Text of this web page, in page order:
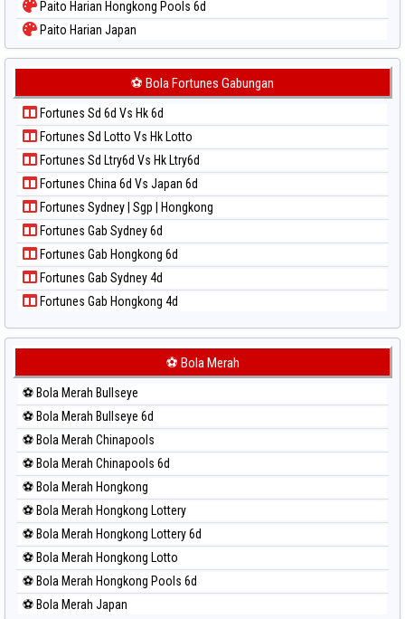
Paito Warna Sydney
Paito Warna Sydney Lottery
Paito Warna Sydney Lotto
Paito Warna Sydney Pools 6d
Paito Warna Taipei
Paito Warna Taiwan
Paito Harian Hongkong Pools 6d
Paito Harian Japan
Paito Harian Japan 6d
Paito Harian Korea
Paito Harian Kuda Lari
Paito Harian Magnum Cambodia
Paito Harian Nagoya
Paito Harian New York Midday
Paito Harian North Carolina Day
Paito Harian Pcso
Paito Harian Pennsylvania Day
Paito Harian Sao Paulo
Paito Harian Singapore
Paito Harian Sydney
Paito Harian Sydney Lottery
Paito Harian Sydney Lottery 6d
Paito Harian Sydney Lotto
Paito Harian Sydney Pools 6d
Paito Harian Taipei
Paito Harian Taiwan
⚽ Bola Fortunes Gabungan
Fortunes Sd 6d Vs Hk 6d
Fortunes Sd Lotto Vs Hk Lotto
Fortunes Sd Ltry6d Vs Hk Ltry6d
Fortunes China 6d Vs Japan 6d
Fortunes Sydney | Sgp | Hongkong
Fortunes Gab Sydney 6d
Fortunes Gab Hongkong 6d
Fortunes Gab Sydney 4d
Fortunes Gab Hongkong 4d
⚽ Bola Merah
⚽ Bola Merah Bullseye
⚽ Bola Merah Bullseye 6d
⚽ Bola Merah Chinapools
⚽ Bola Merah Chinapools 6d
⚽ Bola Merah Hongkong
⚽ Bola Merah Hongkong Lottery
⚽ Bola Merah Hongkong Lottery 6d
⚽ Bola Merah Hongkong Lotto
⚽ Bola Merah Hongkong Pools 6d
⚽ Bola Merah Japan